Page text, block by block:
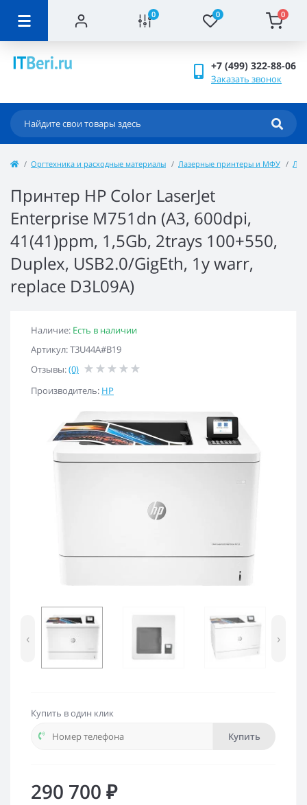
0 0 0
+7 (499) 322-88-06
Заказать звонок
Оргтехника и расходные материалы Лазерные принтеры и МФУ
Принтер HP Color LaserJet
Enterprise M751dn (A3, 600dpi,
41(41)ppm, 1,5Gb, 2trays 100+550,
Duplex, USB2.0/GigEth, 1y warr,
replace D3L09A)
Наличие: Есть в наличии
Артикул: T3U44A#B19
Отзывы:(0)
Производитель: HP
‹ ›
Купить в один клик
Купить
290 700 ₽